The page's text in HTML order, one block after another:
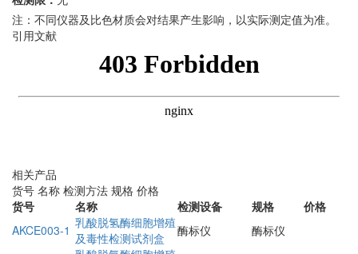
注：不同仪器及比色材质会对结果产生影响，以实际测定值为准。
引用文献
相关产品
货号 名称 检测方法 规格 价格
货号
名称 检测设备 规格
价格
AKCE003-1 乳酸脱氢酶细胞增殖
及毒性检测试剂盒
酶标仪
酶标仪